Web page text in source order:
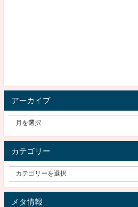
アーカイブ
カテゴリー
メタ情報